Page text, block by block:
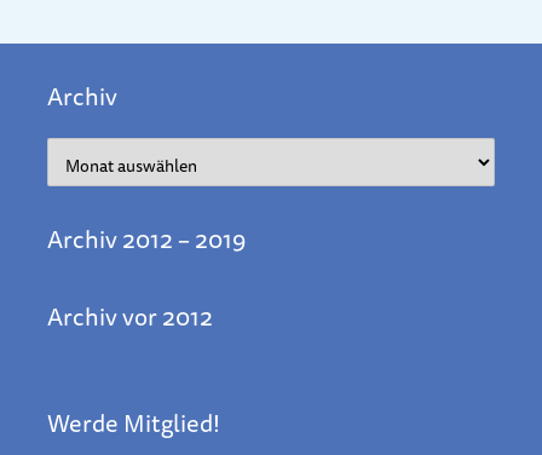
Archiv
Archiv 2012 – 2019
Archiv vor 2012
Werde Mitglied!